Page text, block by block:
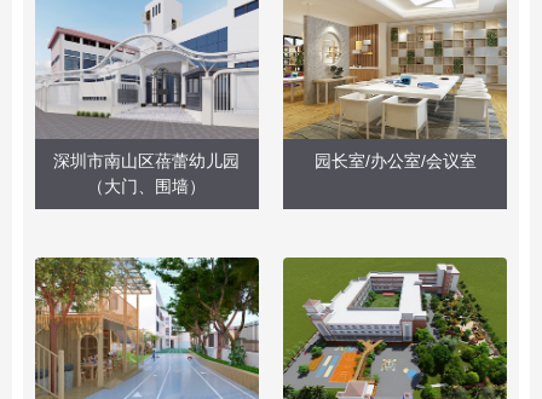
深圳市南山区蓓蕾幼儿园
（大门、围墙）
园长室/办公室/会议室